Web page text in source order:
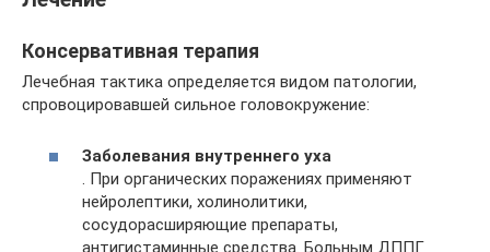
Консервативная терапия
Лечебная тактика определяется видом патологии,
спровоцировавшей сильное головокружение:
Заболевания внутреннего уха
. При органических поражениях применяют
нейролептики, холинолитики,
сосудорасширяющие препараты,
антигистаминные средства. Больным ДППГ